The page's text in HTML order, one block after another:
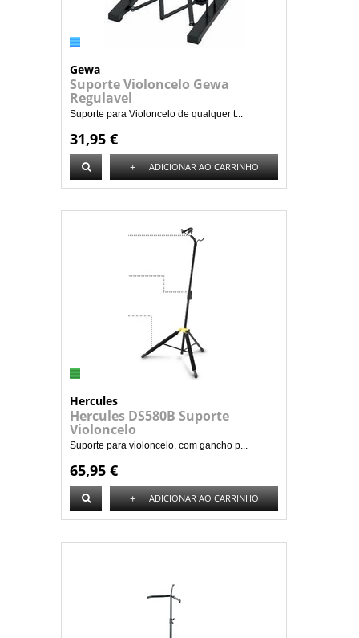
Gewa
Suporte Violoncelo Gewa
Regulavel
Suporte para Violoncelo de qualquer t...
31,95 €
+ ADICIONAR AO CARRINHO
Hercules
Hercules DS580B Suporte
Violoncelo
Suporte para violoncelo, com gancho p...
65,95 €
+ ADICIONAR AO CARRINHO